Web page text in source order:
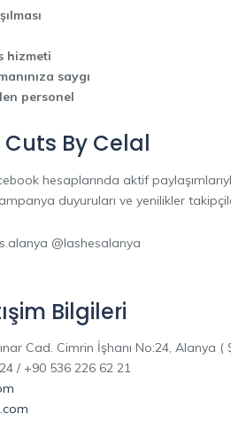
hizmeti
saygı
personel
By Celal
hesaplarında aktif
duyuruları ve yenilikler
@lashesalanya
Bilgileri
Cad. Cimrin İşhanı No:24, Alanya (
/ +90 536 226 62 21